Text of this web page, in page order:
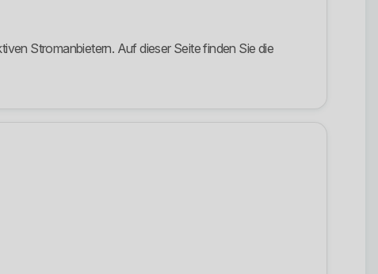
Stromanbietern. Auf dieser Seite finden Sie die